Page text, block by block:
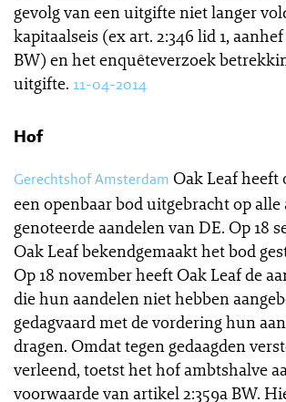
gevolg van een uitgifte niet langer
kapitaalseis (ex art. 2:346 lid 1,
BW) en het enquêteverzoek
uitgifte. 11-04-2014
Hof
Gerechtshof Amsterdam Oak Leaf heeft
een openbaar bod uitgebracht op alle
genoteerde aandelen van DE. Op 18
Oak Leaf bekendgemaakt het bod
Op 18 november heeft Oak Leaf de
die hun aandelen niet hebben
gedagvaard met de vordering hun
dragen. Omdat tegen gedaagden
verleend, toetst het hof ambtshalve
voorwaarde van artikel 2:359a BW.